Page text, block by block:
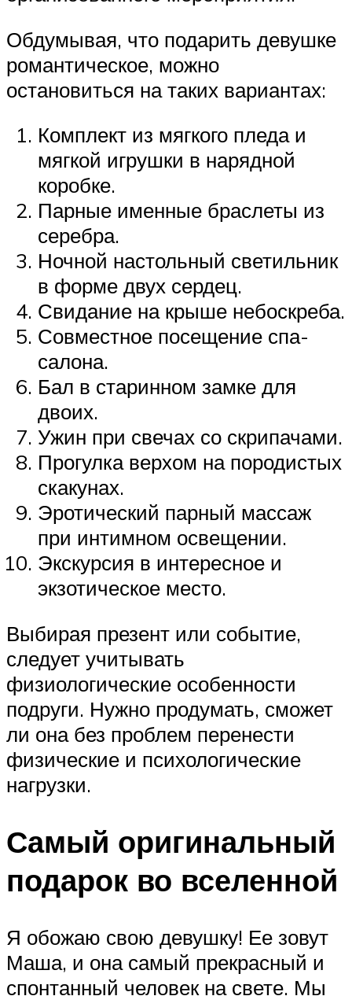
Обдумывая, что подарить девушке
романтическое, можно
остановиться на таких вариантах:
Комплект из мягкого пледа и
мягкой игрушки в нарядной
коробке.
Парные именные браслеты из
серебра.
Ночной настольный светильник
в форме двух сердец.
Свидание на крыше небоскреба.
Совместное посещение спа-
салона.
Бал в старинном замке для
двоих.
Ужин при свечах со скрипачами.
Прогулка верхом на породистых
скакунах.
Эротический парный массаж
при интимном освещении.
Экскурсия в интересное и
экзотическое место.
Выбирая презент или событие,
следует учитывать
физиологические особенности
подруги. Нужно продумать, сможет
ли она без проблем перенести
физические и психологические
нагрузки.
Самый оригинальный
подарок во вселенной
Я обожаю свою девушку! Ее зовут
Маша, и она самый прекрасный и
спонтанный человек на свете. Мы